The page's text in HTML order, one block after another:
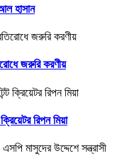
হাসান
জরুরি করণীয়
রিপন মিয়া